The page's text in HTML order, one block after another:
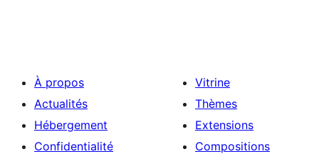
À propos
Actualités
Hébergement
Confidentialité
Vitrine
Thèmes
Extensions
Compositions